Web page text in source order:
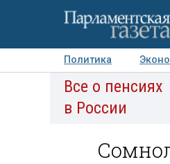
Политика
Авторы Персоны
Все о пенсиях
в России